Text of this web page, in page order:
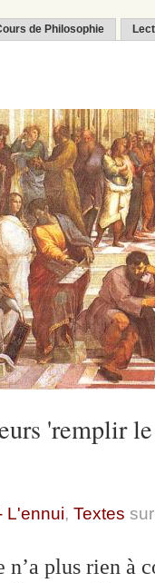
de Philosophie
'remplir
L'ennui, Textes
plus rien à